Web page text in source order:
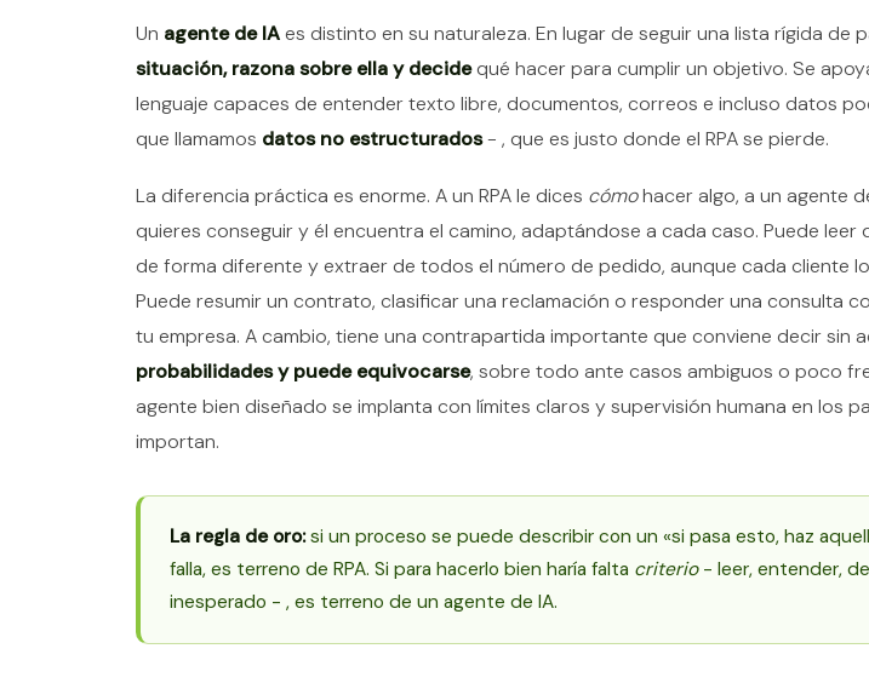
Un agente de IA es distinto en su naturaleza. En lugar de seguir una lista rígida de
situación, razona sobre ella y decidequé hacer para cumplir un objetivo. Se
lenguaje capaces de entender texto libre, documentos, correos e incluso datos
que llamamos datos no estructurados- , que es justo donde el RPA se pierde.
La diferencia práctica es enorme. A un RPA le dices cómohacer algo, a un agente
quieres conseguir y él encuentra el camino, adaptándose a cada caso. Puede
de forma diferente y extraer de todos el número de pedido, aunque cada cliente
Puede resumir un contrato, clasificar una reclamación o responder una consulta
tu empresa. A cambio, tiene una contrapartida importante que conviene decir sin
probabilidades y puede equivocarse, sobre todo ante casos ambiguos o poco
agente bien diseñado se implanta con límites claros y supervisión humana en los
importan.
La regla de oro:si un proceso se puede describir con un «si pasa esto, haz
falla, es terreno de RPA. Si para hacerlo bien haría falta criterio- leer, entender,
inesperado - , es terreno de un agente de IA.